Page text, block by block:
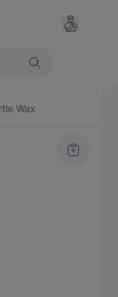
Wax